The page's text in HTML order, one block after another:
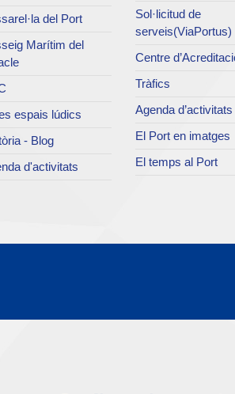
del Port
Marítim del
espais lúdics
- Blog
d'activitats
Sol·licitud de
serveis(ViaPortus)
Centre
Tràfics
Agenda d’activitats
El Port en imatges
El temps al Port